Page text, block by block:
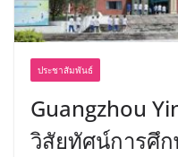
ประชาสัมพันธ์
Guangzhou
วิสัยทัศน์การศึ